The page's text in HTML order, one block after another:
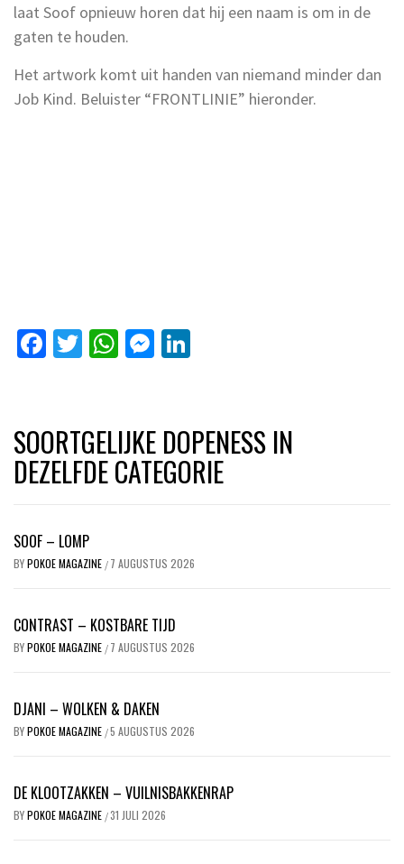
laat Soof opnieuw horen dat hij een naam is om in de
gaten te houden.
Het artwork komt uit handen van niemand minder dan
Job Kind. Beluister “FRONTLINIE” hieronder.
Facebook
Twitter
WhatsApp
Messenger
SOORTGELIJKE DOPENESS IN
DEZELFDE CATEGORIE
SOOF – LOMP
BYPOKOE MAGAZINE / 7 AUGUSTUS 2026
CONTRAST – KOSTBARE TIJD
BYPOKOE MAGAZINE / 7 AUGUSTUS 2026
DJANI – WOLKEN & DAKEN
BYPOKOE MAGAZINE /5 AUGUSTUS 2026
DE KLOOTZAKKEN – VUILNISBAKKENRAP
BYPOKOE MAGAZINE /31 JULI 2026